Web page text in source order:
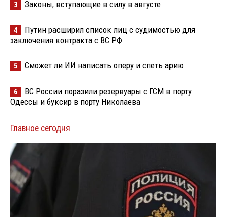
3 Законы, вступающие в силу в августе
4
Путин расширил список лиц с судимостью для
заключения контракта с ВС РФ
5 Сможет ли ИИ написать оперу и спеть арию
6
ВС России поразили резервуары с ГСМ в порту
Одессы и буксир в порту Николаева
Главное сегодня